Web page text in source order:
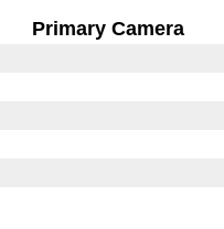
Primary Camera